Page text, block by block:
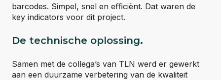
barcodes. Simpel, snel en eﬃciënt. Dat waren de
key indicators voor dit project.
De technische oplossing.
Samen met de collega’s van TLN werd er gewerkt
aan een duurzame verbetering van de kwaliteit